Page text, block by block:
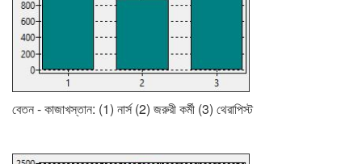
বেতন - কাজাখস্তান: (1) নার্স (2) জরুরী কর্মী (3) থেরাপিস্ট